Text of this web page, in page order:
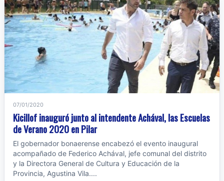
07/01/2020
Kicillof inauguró junto al intendente Achával, las Escuelas
de Verano 2020 en Pilar
El gobernador bonaerense encabezó el evento inaugural
acompañado de Federico Achával, jefe comunal del distrito
y la Directora General de Cultura y Educación de la
Provincia, Agustina Vila....